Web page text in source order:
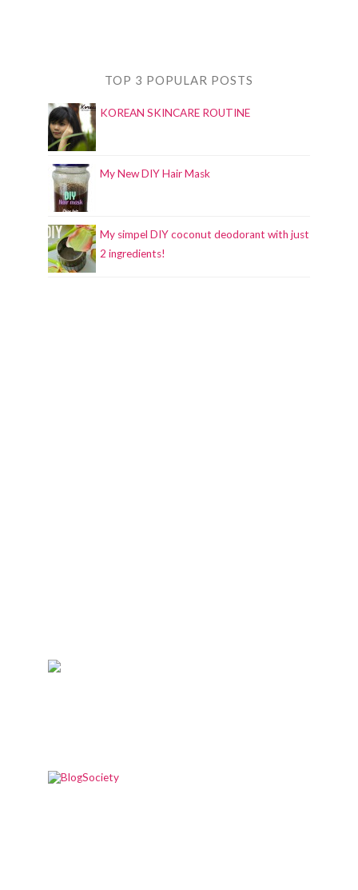
TOP 3 POPULAR POSTS
KOREAN SKINCARE ROUTINE
My New DIY Hair Mask
My simpel DIY coconut deodorant with just
2 ingredients!